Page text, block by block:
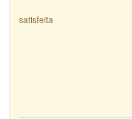
satisfeita